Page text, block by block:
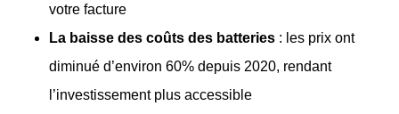
votre facture
La baisse des coûts des batteries : les prix ont
diminué d’environ 60% depuis 2020, rendant
l’investissement plus accessible